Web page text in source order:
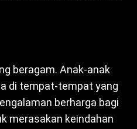
beragam. Anak-anak
di tempat-tempat yang
berharga bagi
merasakan keindahan